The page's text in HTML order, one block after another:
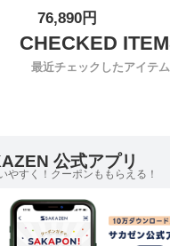
ラガモ) レザー ガンチ
ーニ ローファー
FG71792F24 メンズ
76,890円
最近チェックしたアイテム
公式アプリ
やすく！クーポンももらえる！